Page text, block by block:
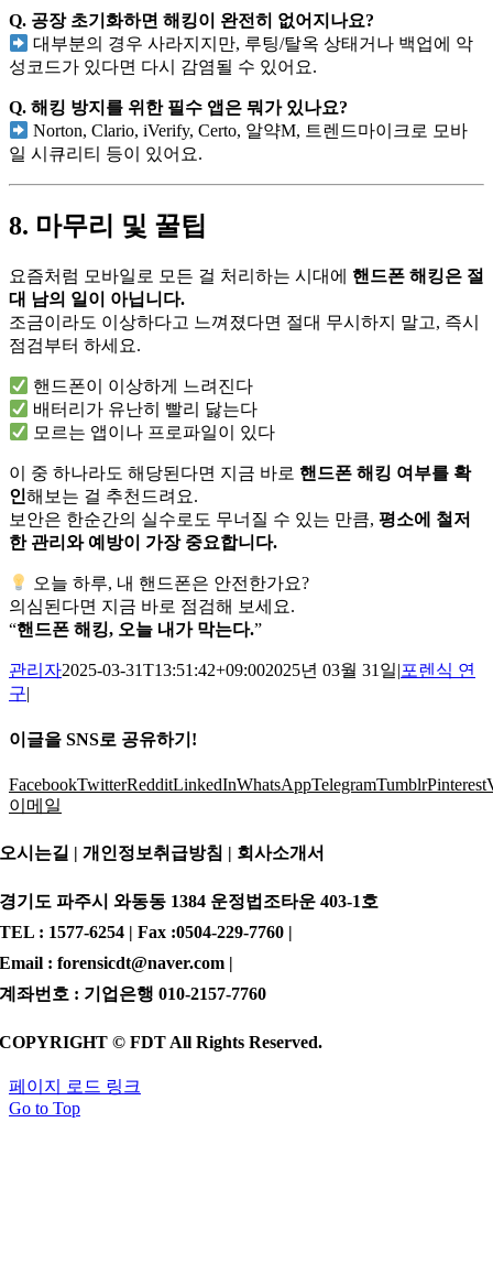
Q. 공장 초기화하면 해킹이 완전히 없어지나요?
대부분의 경우 사라지지만, 루팅/탈옥 상태거나 백업에 악
성코드가 있다면 다시 감염될 수 있어요.
Q. 해킹 방지를 위한 필수 앱은 뭐가 있나요?
Norton, Clario, iVerify, Certo, 알약M, 트렌드마이크로 모바
일 시큐리티 등이 있어요.
8. 마무리 및 꿀팁
요즘처럼 모바일로 모든 걸 처리하는 시대에 핸드폰 해킹은 절
대 남의 일이 아닙니다.
조금이라도 이상하다고 느껴졌다면 절대 무시하지 말고, 즉시
점검부터 하세요.
핸드폰이 이상하게 느려진다
배터리가 유난히 빨리 닳는다
모르는 앱이나 프로파일이 있다
이 중 하나라도 해당된다면 지금 바로 핸드폰 해킹 여부를 확
인해보는 걸 추천드려요.
보안은 한순간의 실수로도 무너질 수 있는 만큼, 평소에 철저
한 관리와 예방이 가장 중요합니다.
오늘 하루, 내 핸드폰은 안전한가요?
의심된다면 지금 바로 점검해 보세요.
“핸드폰 해킹, 오늘 내가 막는다.”
관리자2025-03-31T13:51:42+09:002025년 03월 31일|포렌식 연
구|
이글을 SNS로 공유하기!
FacebookTwitterRedditLinkedInWhatsAppTelegramTumblrPinterest
이메일
오시는길 | 개인정보취급방침 | 회사소개서
경기도 파주시 와동동 1384 운정법조타운 403-1호
TEL : 1577-6254 | Fax :0504-229-7760 |
Email : forensicdt@naver.com |
계좌번호 : 기업은행 010-2157-7760
COPYRIGHT © FDT All Rights Reserved.
페이지 로드 링크
Go to Top